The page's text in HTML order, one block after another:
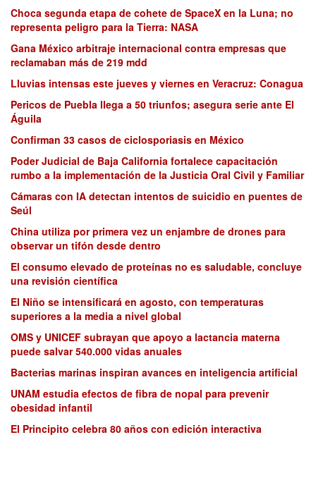
Choca segunda etapa de cohete de SpaceX en la Luna; no
representa peligro para la Tierra: NASA
Gana México arbitraje internacional contra empresas que
reclamaban más de 219 mdd
Lluvias intensas este jueves y viernes en Veracruz: Conagua
Pericos de Puebla llega a 50 triunfos; asegura serie ante El
Águila
Confirman 33 casos de ciclosporiasis en México
Poder Judicial de Baja California fortalece capacitación
rumbo a la implementación de la Justicia Oral Civil y Familiar
Cámaras con IA detectan intentos de suicidio en puentes de
Seúl
China utiliza por primera vez un enjambre de drones para
observar un tifón desde dentro
El consumo elevado de proteínas no es saludable, concluye
una revisión científica
El Niño se intensificará en agosto, con temperaturas
superiores a la media a nivel global
OMS y UNICEF subrayan que apoyo a lactancia materna
puede salvar 540.000 vidas anuales
Bacterias marinas inspiran avances en inteligencia artificial
UNAM estudia efectos de fibra de nopal para prevenir
obesidad infantil
El Principito celebra 80 años con edición interactiva